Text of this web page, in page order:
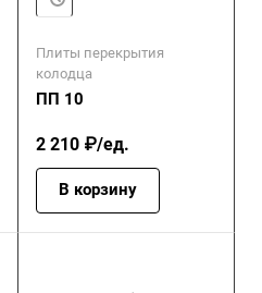
Плиты перекрытия
колодца
ПП 10
2 210 ₽/ед.
В корзину